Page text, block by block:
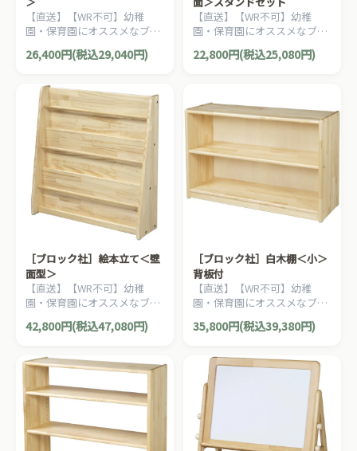
【直送】【WR不可】幼稚
園・保育園にオススメなブロ
ック社の木製子ども家具。室
内環境に必要な仕切りとして
26,400円(税込29,040円)
【直送】【WR不可】幼稚
園・保育園にオススメなブロ
ック社の木製子ども家具。室
内環境に必要な仕切りとして
22,800円(税込25,080円)
［ブロック社］絵本立て＜壁
面型＞
【直送】【WR不可】幼稚
園・保育園にオススメなブロ
ック社の木製子ども家具。表
紙を見せて絵本を収納できる
42,800円(税込47,080円)
［ブロック社］白木棚＜小＞
背板付
【直送】【WR不可】幼稚
園・保育園にオススメなブロ
ック社の木製子ども家具。収
納に便利な白木棚です。
35,800円(税込39,380円)